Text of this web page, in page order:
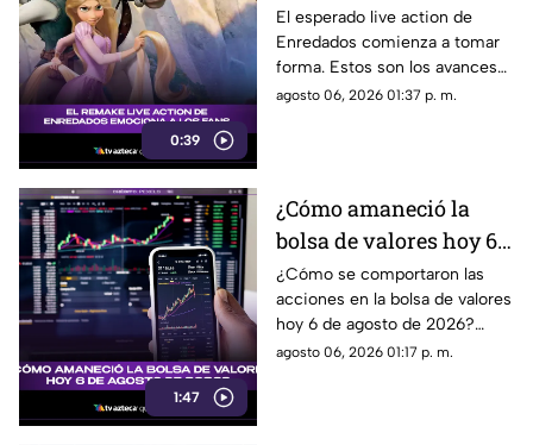
0:39
emoción entre los
seguidores: los
primeros avances son
estos
El esperado live action de
Enredados comienza a tomar
forma. Estos son los avances
que ya generan conversación.
agosto 06, 2026 01:37 p. m.
1:47
¿Cómo amaneció la
bolsa de valores hoy 6
de agosto de 2026?
¿Cómo se comportaron las
acciones en la bolsa de valores
hoy 6 de agosto de 2026?
Encuentra todos los detalles
agosto 06, 2026 01:17 p. m.